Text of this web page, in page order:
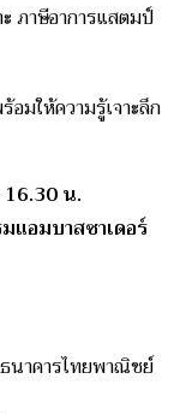
ภาษีอาการแสตมป์
มให้ความรู้เจาะลึก
น.
แอมบาสซาเดอร์
นาคารไทยพาณิชย์